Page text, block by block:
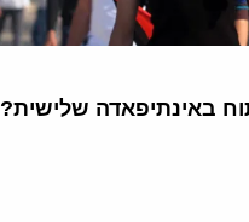
באינתיפאדה שלישית?